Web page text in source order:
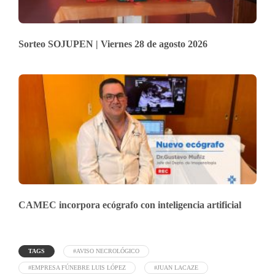
Sorteo SOJUPEN | Viernes 28 de agosto 2026
CAMEC incorpora ecógrafo con inteligencia artificial
TAGS #AVISO NECROLÓGICO
#EMPRESA FÚNEBRE LUIS LÓPEZ #JUAN LACAZE